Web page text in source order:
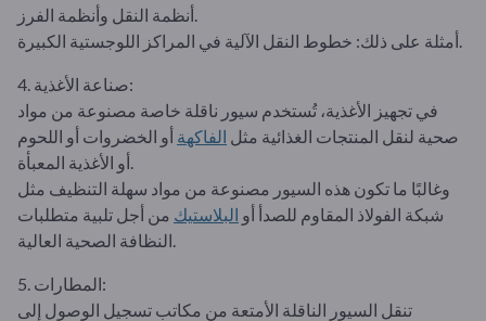
أنظمة النقل وأنظمة الفرز.
أمثلة على ذلك: خطوط النقل الآلية في المراكز اللوجستية الكبيرة.
4. صناعة الأغذية:
في تجهيز الأغذية، تُستخدم سيور ناقلة خاصة مصنوعة من مواد
صحية لنقل المنتجات الغذائية مثل الفاكهة أو الخضروات أو اللحوم
أو الأغذية المعبأة.
وغالبًا ما تكون هذه السيور مصنوعة من مواد سهلة التنظيف مثل
شبكة الفولاذ المقاوم للصدأ أو البلاستيك من أجل تلبية متطلبات
النظافة الصحية العالية.
5. المطارات:
تنقل السيور الناقلة الأمتعة من مكاتب تسجيل الوصول إلى